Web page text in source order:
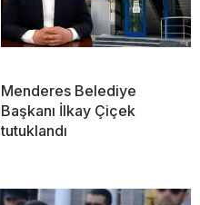
Menderes Belediye
Başkanı İlkay Çiçek
tutuklandı